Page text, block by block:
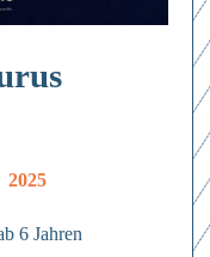
2025
6 Jahren